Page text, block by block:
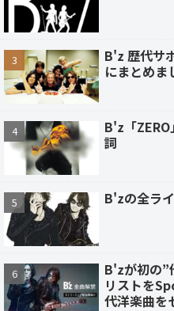
B'z 歴代サ
にまとめま
B'z「
詞
B'zの全ラ
B'zが初の”
リストを
代洋楽曲を